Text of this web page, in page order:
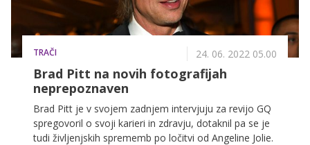
TRAČI 24. 06. 2022 05.00
Brad Pitt na novih fotografijah
neprepoznaven
Brad Pitt je v svojem zadnjem intervjuju za revijo GQ
spregovoril o svoji karieri in zdravju, dotaknil pa se je
tudi življenjskih sprememb po ločitvi od Angeline Jolie.